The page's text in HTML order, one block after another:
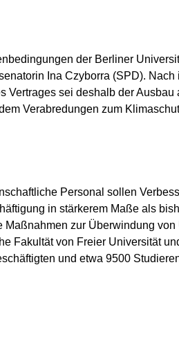
der Berliner
Ina Czyborra (SPD).
sei deshalb der
Verabredungen zum
Personal sollen
in stärkerem Maße als
zur Überwindung
Fakultät von Freier Universität
und etwa 9500